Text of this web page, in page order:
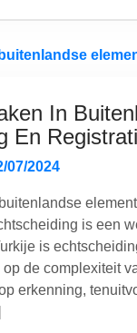
In
En
07/2024
is een
is
de complexiteit
erkenning,